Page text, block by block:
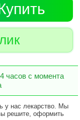
часов с момента
у нас лекарство. Мы
решите, оформить